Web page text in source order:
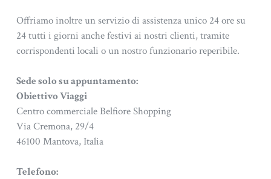
Offriamo inoltre un servizio di assistenza unico 24 ore su
24 tutti i giorni anche festivi ai nostri clienti, tramite
corrispondenti locali o un nostro funzionario reperibile.
Sede solo su appuntamento:
Obiettivo Viaggi
Centro commerciale Belfiore Shopping
Via Cremona, 29/4
46100 Mantova, Italia
Telefono: